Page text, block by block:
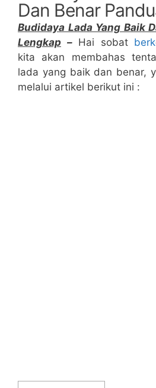
Dan Benar
Budidaya Lada Yang Baik
Lengkap – Hai sobat
kita akan membahas
lada yang baik dan benar,
melalui artikel berikut ini :